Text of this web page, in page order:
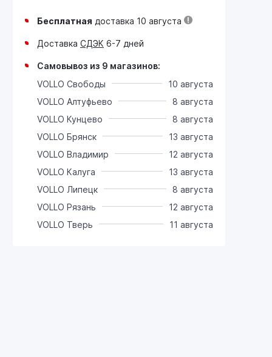
Бесплатная доставка 10 августа
Доставка СДЭК 6-7 дней
Самовывоз из 9 магазинов:
VOLLO Свободы
10 августа
VOLLO Алтуфьево
8 августа
VOLLO Кунцево
8 августа
VOLLO Брянск
13 августа
VOLLO Владимир
12 августа
VOLLO Калуга
13 августа
VOLLO Липецк
8 августа
VOLLO Рязань
12 августа
VOLLO Тверь
11 августа